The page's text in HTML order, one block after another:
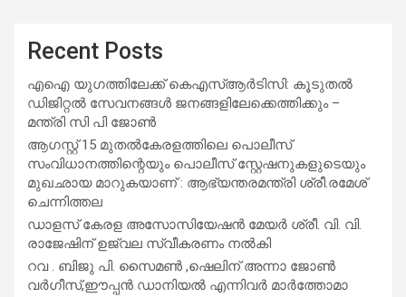
Recent Posts
എഐ യുഗത്തിലേക്ക് കെഎസ്ആർടിസി: കൂടുതൽ
ഡിജിറ്റൽ സേവനങ്ങൾ ജനങ്ങളിലേക്കെത്തിക്കും –
മന്ത്രി സി പി ജോൺ
ആഗസ്റ്റ് 15 മുതല്‍കേരളത്തിലെ പൊലീസ്
സംവിധാനത്തിന്റെയും പൊലീസ് സ്റ്റേഷനുകളുടെയും
മുഖഛായ മാറുകയാണ് : ആഭ്യന്തരമന്ത്രി ശ്രീ.രമേശ്
ചെന്നിത്തല
ഡാളസ് കേരള അസോസിയേഷൻ മേയർ ശ്രീ. വി. വി.
രാജേഷിന് ഉജ്വല സ്വീകരണം നൽകി
റവ . ബിജു പി. സൈമൺ ,ഷെലിന് അന്നാ ജോൺ
വർഗീസ്,ഈപ്പൻ ഡാനിയൽ എന്നിവർ മാർത്തോമാ